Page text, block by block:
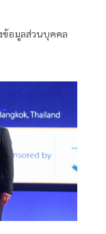
ข้อมูลส่วนบุคคล